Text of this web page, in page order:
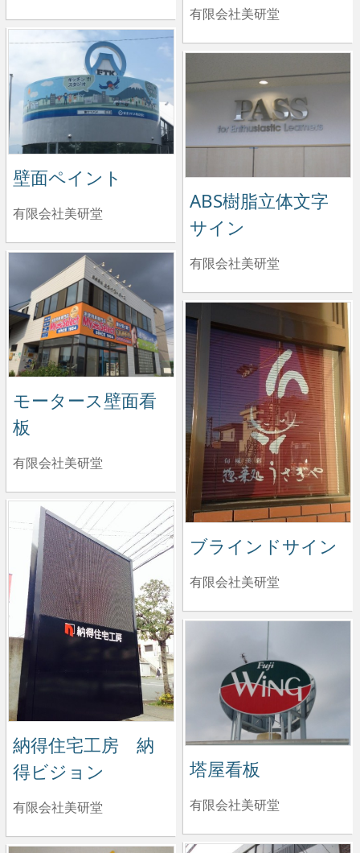
有限会社美研堂
壁面ペイント
有限会社美研堂
ABS樹脂立体文字
サイン
有限会社美研堂
モータース壁面看
板
有限会社美研堂
ブラインドサイン
有限会社美研堂
納得住宅工房 納
得ビジョン
有限会社美研堂
塔屋看板
有限会社美研堂